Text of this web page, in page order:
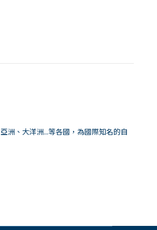
洲、大洋洲...等各國，為國際知名的自